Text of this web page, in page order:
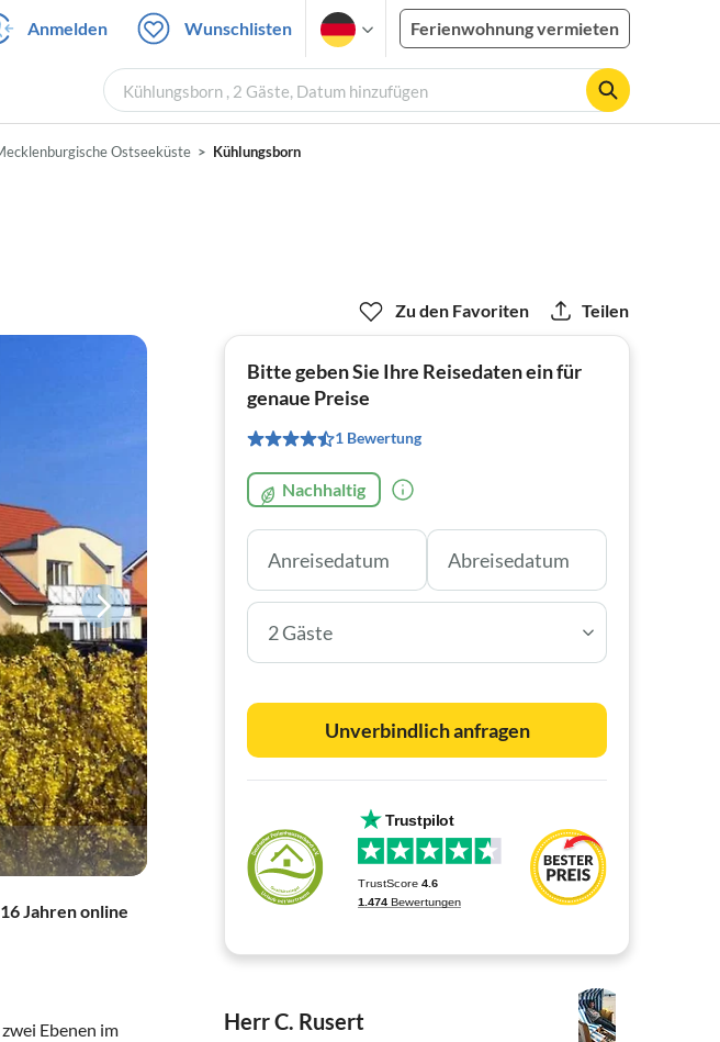
Anmelden Wunschlisten Ferienwohnung vermieten
Kühlungsborn , 2 Gäste, Datum hinzufügen
Ostseeküste Kühlungsborn
Jahren online
Ebenen im
Zu den Favoriten Teilen
Bitte geben Sie Ihre Reisedaten ein für
genaue Preise
1 Bewertung
Nachhaltig
2 Gäste
Unverbindlich anfragen
Herr C. Rusert